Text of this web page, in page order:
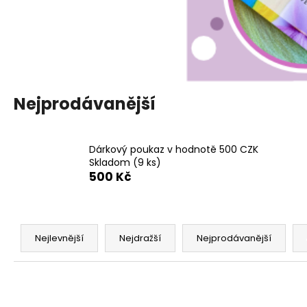
Nejprodávanější
Dárkový poukaz v hodnotě 500 CZK
Skladom (9 ks)
500 Kč
Ř
z
Nejlevnější Nejdražší Nejprodávanější